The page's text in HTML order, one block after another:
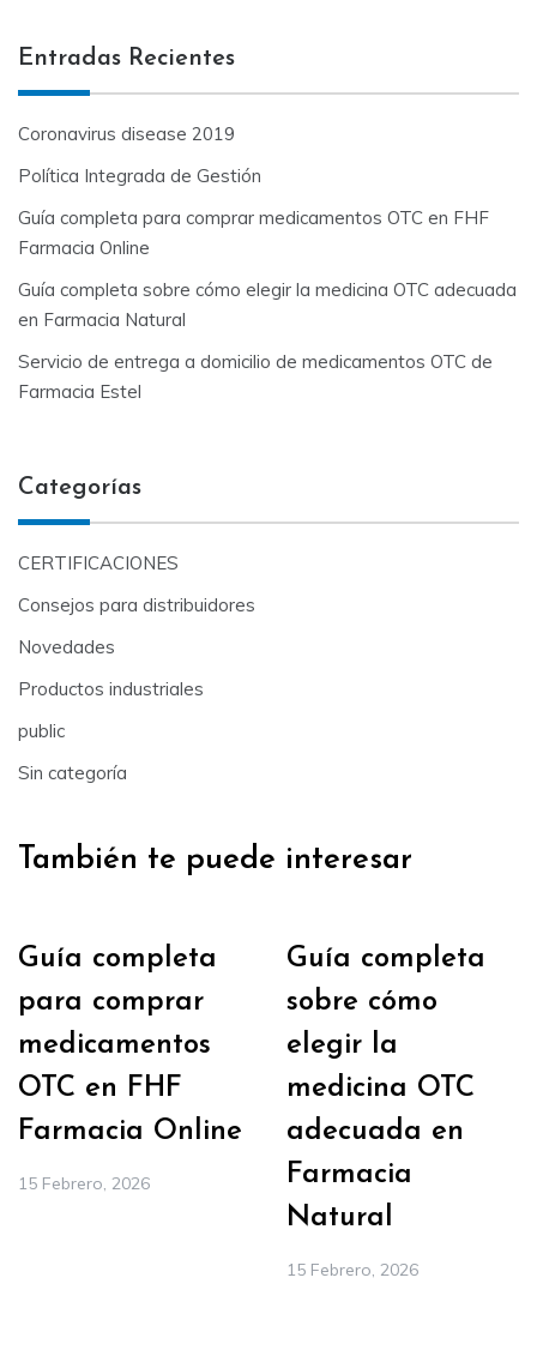
Entradas Recientes
Coronavirus disease 2019
Política Integrada de Gestión
Guía completa para comprar medicamentos OTC en FHF
Farmacia Online
Guía completa sobre cómo elegir la medicina OTC adecuada
en Farmacia Natural
Servicio de entrega a domicilio de medicamentos OTC de
Farmacia Estel
Categorías
CERTIFICACIONES
Consejos para distribuidores
Novedades
Productos industriales
public
Sin categoría
También te puede interesar
Guía completa
para comprar
medicamentos
OTC en FHF
Farmacia Online
15 Febrero, 2026
Guía completa
sobre cómo
elegir la
medicina OTC
adecuada en
Farmacia
Natural
15 Febrero, 2026